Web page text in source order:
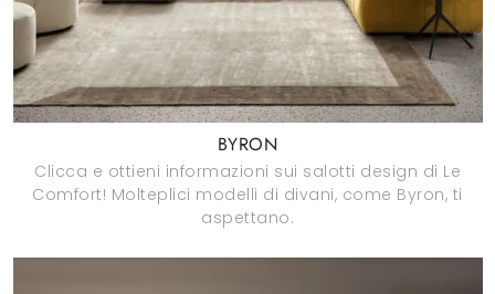
BYRON
Clicca e ottieni informazioni sui salotti design di Le
Comfort! Molteplici modelli di divani, come Byron, ti
aspettano.